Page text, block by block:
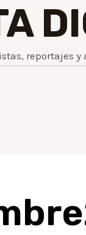
reportajes y